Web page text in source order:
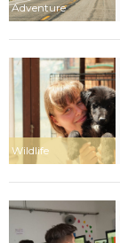
Adventure
Wildlife